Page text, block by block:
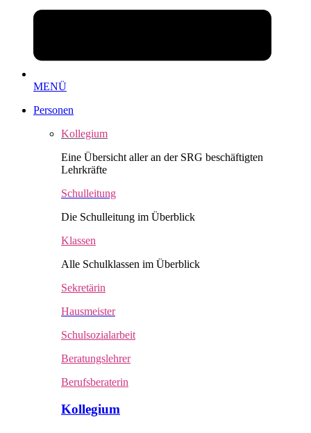
MENÜ
Personen
Kollegium
Eine Übersicht aller an der SRG beschäftigten
Lehrkräfte
Schulleitung
Die Schulleitung im Überblick
Klassen
Alle Schulklassen im Überblick
Sekretärin
Hausmeister
Schulsozialarbeit
Beratungslehrer
Berufsberaterin
Kollegium